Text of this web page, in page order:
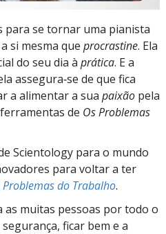
para se tornar uma pianista
si mesma que procrastine. Ela
do seu dia à prática. E a
assegura‑se de que fica
a alimentar a sua paixão pela
de Os Problemas
Scientology para o mundo
para voltar a ter
Problemas do Trabalho.
as muitas pessoas por todo o
ficar bem e a